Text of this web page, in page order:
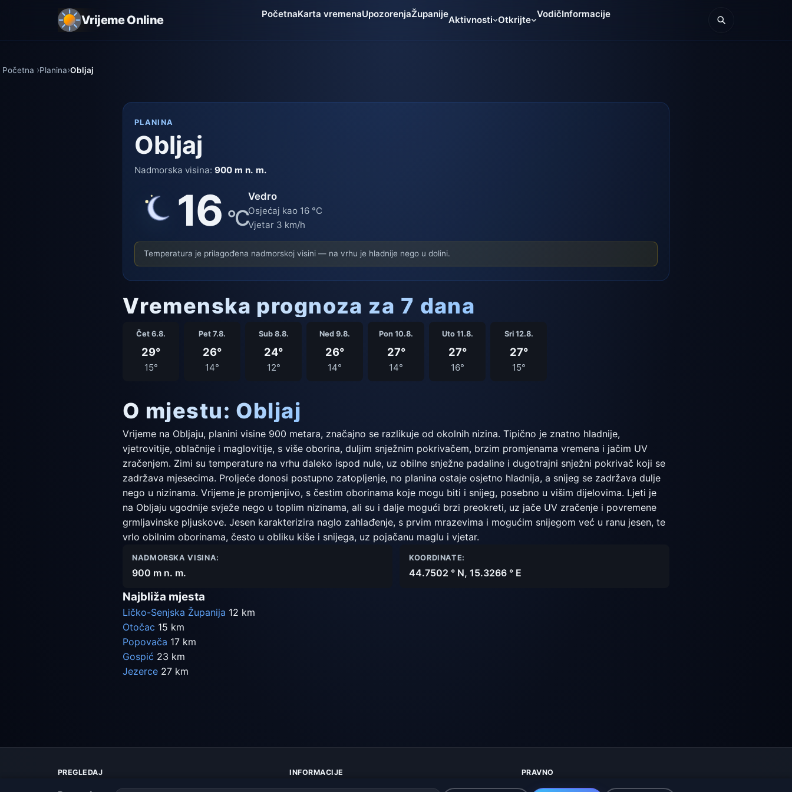
Vrijeme Online PočetnaKarta vremenaUpozorenjaŽupanije
Aktivnosti Otkrijte
VodičInformacije
Početna Planina Obljaj
PLANINA
Obljaj
Nadmorska visina:900 m n. m.
16 °C
Vedro
Osjećaj kao 16 °C
Vjetar 3 km/h
Temperatura je prilagođena nadmorskoj visini — na vrhu je hladnije nego u dolini.
Vremenska prognoza za 7 dana
Čet 6.8.
29°
15°
Pet 7.8.
26°
14°
Sub 8.8.
24°
12°
Ned 9.8.
26°
14°
Pon 10.8.
27°
14°
Uto 11.8.
27°
16°
Sri 12.8.
27°
15°
O mjestu: Obljaj
Vrijeme na Obljaju, planini visine 900 metara, značajno se razlikuje od okolnih nizina. Tipično je znatno hladnije,
vjetrovitije, oblačnije i maglovitije, s više oborina, duljim snježnim pokrivačem, brzim promjenama vremena i jačim UV
zračenjem. Zimi su temperature na vrhu daleko ispod nule, uz obilne snježne padaline i dugotrajni snježni pokrivač koji se
zadržava mjesecima. Proljeće donosi postupno zatopljenje, no planina ostaje osjetno hladnija, a snijeg se zadržava dulje
nego u nizinama. Vrijeme je promjenjivo, s čestim oborinama koje mogu biti i snijeg, posebno u višim dijelovima. Ljeti je
na Obljaju ugodnije svježe nego u toplim nizinama, ali su i dalje mogući brzi preokreti, uz jače UV zračenje i povremene
grmljavinske pljuskove. Jesen karakterizira naglo zahlađenje, s prvim mrazevima i mogućim snijegom već u ranu jesen, te
vrlo obilnim oborinama, često u obliku kiše i snijega, uz pojačanu maglu i vjetar.
NADMORSKA VISINA:
900 m n. m.
KOORDINATE:
44.7502 ° N, 15.3266 ° E
Najbliža mjesta
Ličko-Senjska Županija 12 km
Otočac 15 km
Popovača 17 km
Gospić 23 km
Jezerce 27 km
PREGLEDAJ INFORMACIJE
O nama
PRAVNO
Zaštita privatnosti